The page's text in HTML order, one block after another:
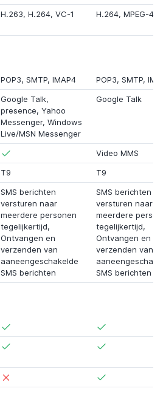
H.263, H.264, VC-1 H.264, MPEG-4
POP3, SMTP, IMAP4 POP3, SMTP,
Google Talk,
presence, Yahoo
Messenger, Windows
Live/MSN Messenger
Google Talk
Video MMS
T9
T9
SMS berichten
versturen naar
meerdere personen
tegelijkertijd,
Ontvangen en
verzenden van
aaneengeschakelde
SMS berichten
SMS berichten
versturen naar
meerdere
tegelijkertijd,
Ontvangen en
verzenden van
SMS berichten